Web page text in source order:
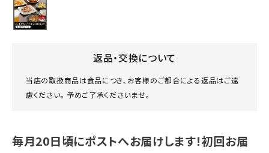
返品・交換について
当店の取扱商品は食品につき、お客様のご都合による返品はご遠
慮ください。 予めご了承くださいませ。
毎月20日頃にポストへお届けします！初回お届